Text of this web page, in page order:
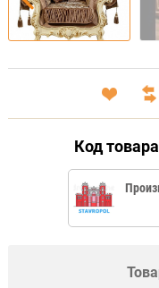
Код